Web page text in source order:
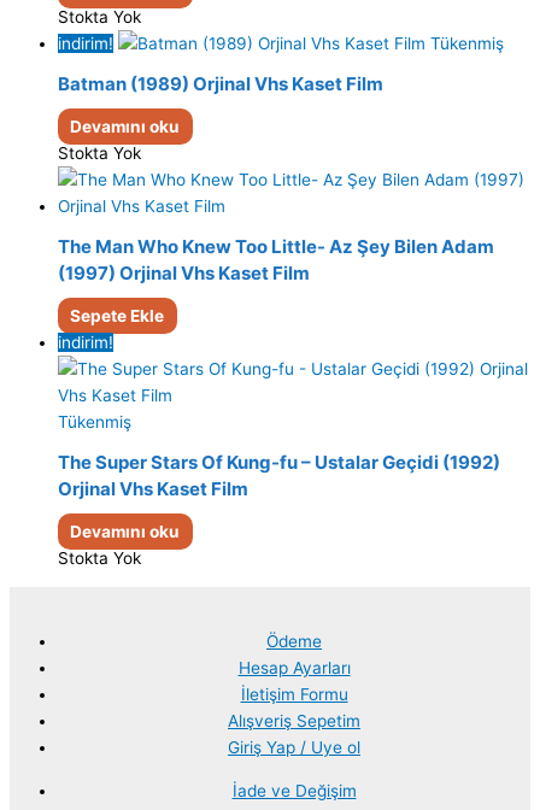
Stokta Yok
indirim!
Tükenmiş
Batman (1989) Orjinal Vhs Kaset Film
Devamını oku
Stokta Yok
The Man Who Knew Too Little- Az Şey Bilen Adam
(1997) Orjinal Vhs Kaset Film
Sepete Ekle
indirim!
Tükenmiş
The Super Stars Of Kung-fu – Ustalar Geçidi (1992)
Orjinal Vhs Kaset Film
Devamını oku
Stokta Yok
Ödeme
Hesap Ayarları
İletişim Formu
Alışveriş Sepetim
Giriş Yap / Uye ol
İade ve Değişim